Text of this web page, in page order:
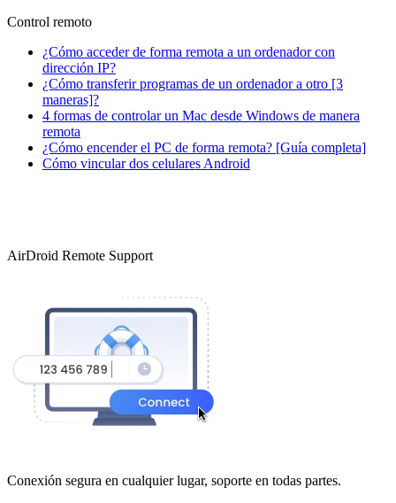
Control remoto
¿Cómo acceder de forma remota a un ordenador con
dirección IP?
¿Cómo transferir programas de un ordenador a otro [3
maneras]?
4 formas de controlar un Mac desde Windows de manera
remota
¿Cómo encender el PC de forma remota? [Guía completa]
Cómo vincular dos celulares Android
AirDroid Remote Support
Conexión segura en cualquier lugar, soporte en todas partes.